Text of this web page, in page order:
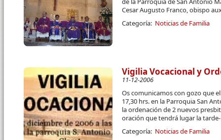
Cesar Augusto Franco, obispo
Categoría: Noticias de Familia
Vigilia Vocacional y
11-12-2006
Os comunicamos con gozo que
17,30 hrs. en la Parroquia San
la ordenación de 2 nuevos
oración que tendrá lugar la
Categoría: Noticias de Familia